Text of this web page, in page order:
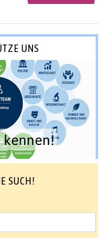
UNS
SUCH!